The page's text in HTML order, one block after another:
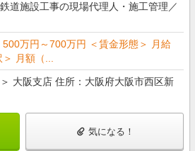
鉄道施設工事の現場代理人・施工管理／
500万円～700万円 ＜賃金形態＞ 月給
月額（...
大阪支店 住所：大阪府大阪市西区新
気になる！